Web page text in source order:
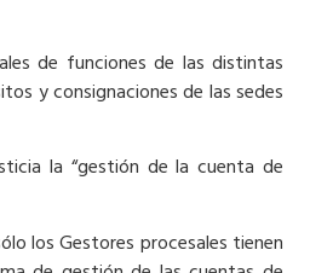
de funciones de las distintas
y consignaciones de las sedes
la “gestión de la cuenta de
los Gestores procesales tienen